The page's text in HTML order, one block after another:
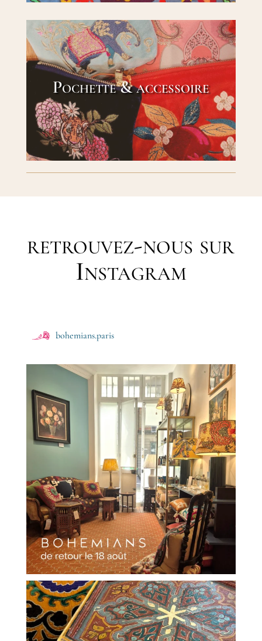
Pochette & accessoire
retrouvez-nous sur
Instagram
bohemians.paris